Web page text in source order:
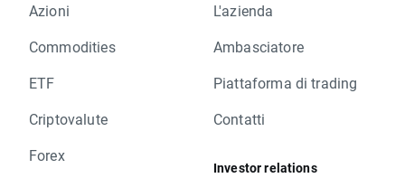
Azioni
Commodities
ETF
Criptovalute
Forex
L'azienda
Ambasciatore
Piattaforma di trading
Contatti
Investor relations